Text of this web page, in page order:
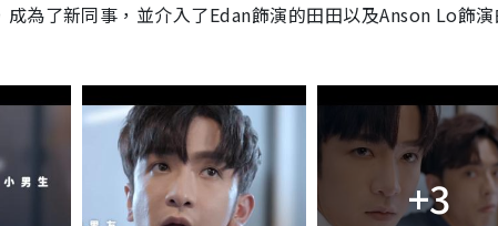
為了新同事，並介入了Edan飾演的田田以及Anson Lo飾
+3